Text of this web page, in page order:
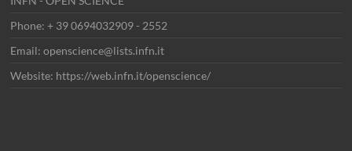
Phone: + 39 0694032909 - 2552
Email: openscience@lists.infn.it
Website: https://web.infn.it/openscience/